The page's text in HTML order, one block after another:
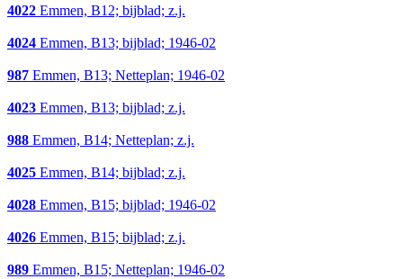
4022 Emmen, B12; bijblad; z.j.
4024 Emmen, B13; bijblad; 1946-02
987 Emmen, B13; Netteplan; 1946-02
4023 Emmen, B13; bijblad; z.j.
988 Emmen, B14; Netteplan; z.j.
4025 Emmen, B14; bijblad; z.j.
4028 Emmen, B15; bijblad; 1946-02
4026 Emmen, B15; bijblad; z.j.
989 Emmen, B15; Netteplan; 1946-02